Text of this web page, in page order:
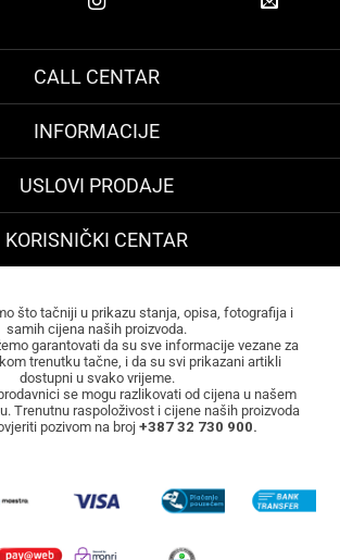
CALL CENTAR
INFORMACIJE
USLOVI PRODAJE
KORISNIČKI CENTAR
što tačniji u prikazu stanja, opisa, fotografija i
samih cijena naših proizvoda.
garantovati da su sve informacije vezane za
trenutku tačne, i da su svi prikazani artikli
dostupni u svako vrijeme.
se mogu razlikovati od cijena u našem
Trenutnu raspoloživost i cijene naših proizvoda
pozivom na broj +387 32 730 900.